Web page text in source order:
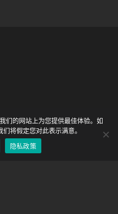
们的网站上为您提供最佳体验。如
将假定您对此表示满意。
隐私政策
English